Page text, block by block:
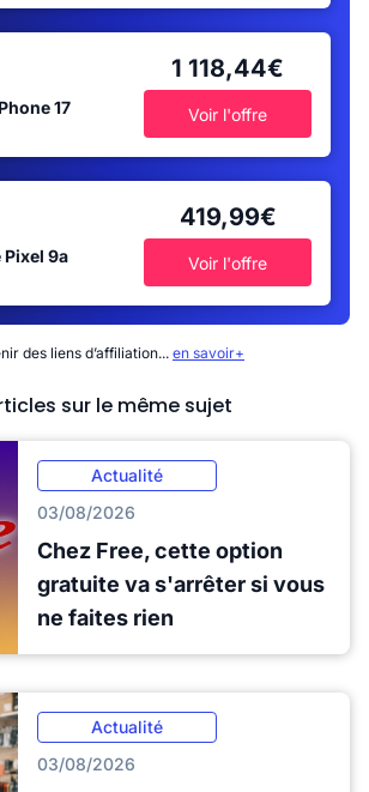
17
1 118,44€
Voir l'offre
9a
419,99€
Voir l'offre
des liens d’affiliation... en savoir+
sur le même sujet
Actualité
03/08/2026
Chez Free, cette option
gratuite va s'arrêter si vous
ne faites rien
Actualité
03/08/2026